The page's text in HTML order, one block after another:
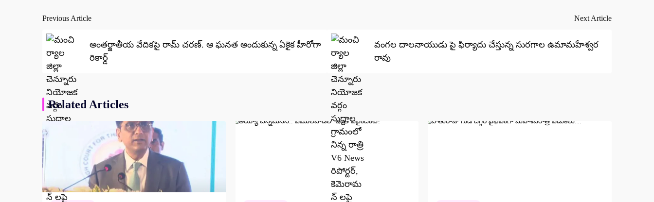
Post
navigation
Previous Article
అంతర్జాతీయ వేదికపై రామ్ చరణ్. ఆ ఘనత అందుకున్న ఏకైక హీరోగా
రికార్డ్
Next Article
వంగల దాలనాయుడు పై ఫిర్యాదు చేస్తున్న సురగాల ఉమామహేశ్వర
రావు
Related Articles